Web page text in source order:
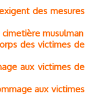
des mesures
musulman
des victimes de
aux victimes de
aux victimes